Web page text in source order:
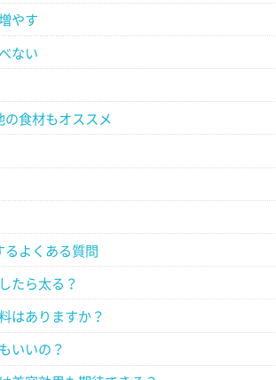
やす
ない
食材もオススメ
よくある質問
たら太る？
はありますか？
いいの？